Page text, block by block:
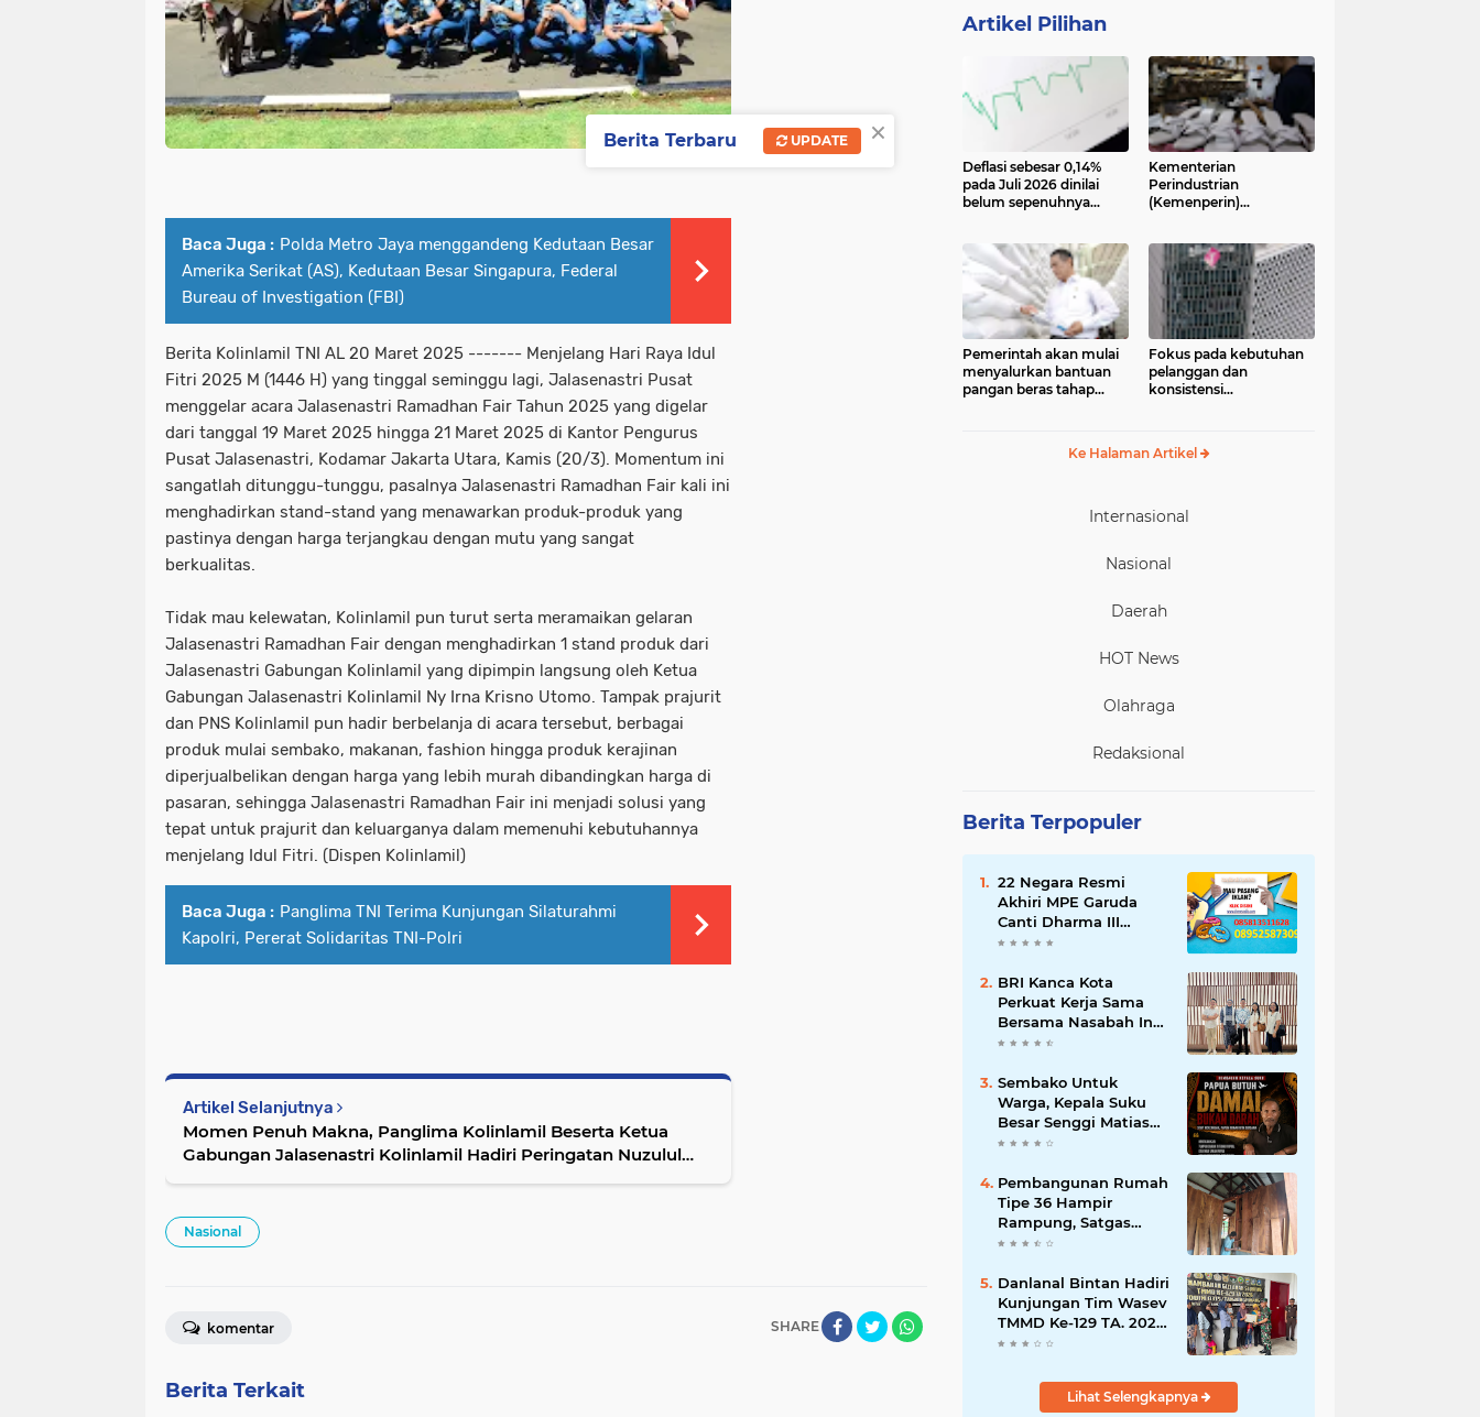
Baca Juga : Polda Metro Jaya menggandeng Kedutaan Besar
Amerika Serikat (AS), Kedutaan Besar Singapura, Federal
Bureau of Investigation (FBI)
Berita Kolinlamil TNI AL 20 Maret 2025 ------- Menjelang Hari Raya Idul
Fitri 2025 M (1446 H) yang tinggal seminggu lagi, Jalasenastri Pusat
menggelar acara Jalasenastri Ramadhan Fair Tahun 2025 yang digelar
dari tanggal 19 Maret 2025 hingga 21 Maret 2025 di Kantor Pengurus
Pusat Jalasenastri, Kodamar Jakarta Utara, Kamis (20/3). Momentum ini
sangatlah ditunggu-tunggu, pasalnya Jalasenastri Ramadhan Fair kali ini
menghadirkan stand-stand yang menawarkan produk-produk yang
pastinya dengan harga terjangkau dengan mutu yang sangat
berkualitas.
Tidak mau kelewatan, Kolinlamil pun turut serta meramaikan gelaran
Jalasenastri Ramadhan Fair dengan menghadirkan 1 stand produk dari
Jalasenastri Gabungan Kolinlamil yang dipimpin langsung oleh Ketua
Gabungan Jalasenastri Kolinlamil Ny Irna Krisno Utomo. Tampak prajurit
dan PNS Kolinlamil pun hadir berbelanja di acara tersebut, berbagai
produk mulai sembako, makanan, fashion hingga produk kerajinan
diperjualbelikan dengan harga yang lebih murah dibandingkan harga di
pasaran, sehingga Jalasenastri Ramadhan Fair ini menjadi solusi yang
tepat untuk prajurit dan keluarganya dalam memenuhi kebutuhannya
menjelang Idul Fitri. (Dispen Kolinlamil)
Baca Juga : Panglima TNI Terima Kunjungan Silaturahmi
Kapolri, Pererat Solidaritas TNI-Polri
Artikel Selanjutnya
Momen Penuh Makna, Panglima Kolinlamil Beserta Ketua
Gabungan Jalasenastri Kolinlamil Hadiri Peringatan Nuzulul
Nasional
SHARE
komentar
Berita Terkait
Artikel Pilihan
Deflasi sebesar 0,14%
pada Juli 2026 dinilai
belum sepenuhnya
Pengamat ekonomi
Center of Reform on
Economics (Core)
Indonesia
Kementerian
Perindustrian
(Kemenperin)
(IKM), khususnya sektor
pakaian jadi, alas kaki,
dan alat olahraga,
memiliki peran strategis
dalam memperkuat
perekonomian nasional
Pemerintah akan mulai
menyalurkan bantuan
pangan beras tahap
pangan pemerintah
33.244.408 penerima
Fokus pada kebutuhan
pelanggan dan
konsistensi
Ke Halaman Artikel
Internasional
Nasional
Daerah
HOT News
Olahraga
Redaksional
Berita Terpopuler
22 Negara Resmi
Akhiri MPE Garuda
Canti Dharma III
Tahun 2026
BRI Kanca Kota
Perkuat Kerja Sama
Bersama Nasabah Inti,
Dorong Pertumbuhan
Sembako Untuk
Warga, Kepala Suku
Besar Senggi Matias
Mangu Ajak Warga
Warga Sipil di
Yahukimo
Pembangunan Rumah
Tipe 36 Hampir
Rampung, Satgas
TMMD Ke-129 Kodim
Wujudkan Hunian
Layak bagi Warga
Danlanal Bintan Hadiri
Kunjungan Tim Wasev
TMMD Ke-129 TA. 2026
Kodim
Lihat Selengkapnya
×
Berita Terbaru UPDATE